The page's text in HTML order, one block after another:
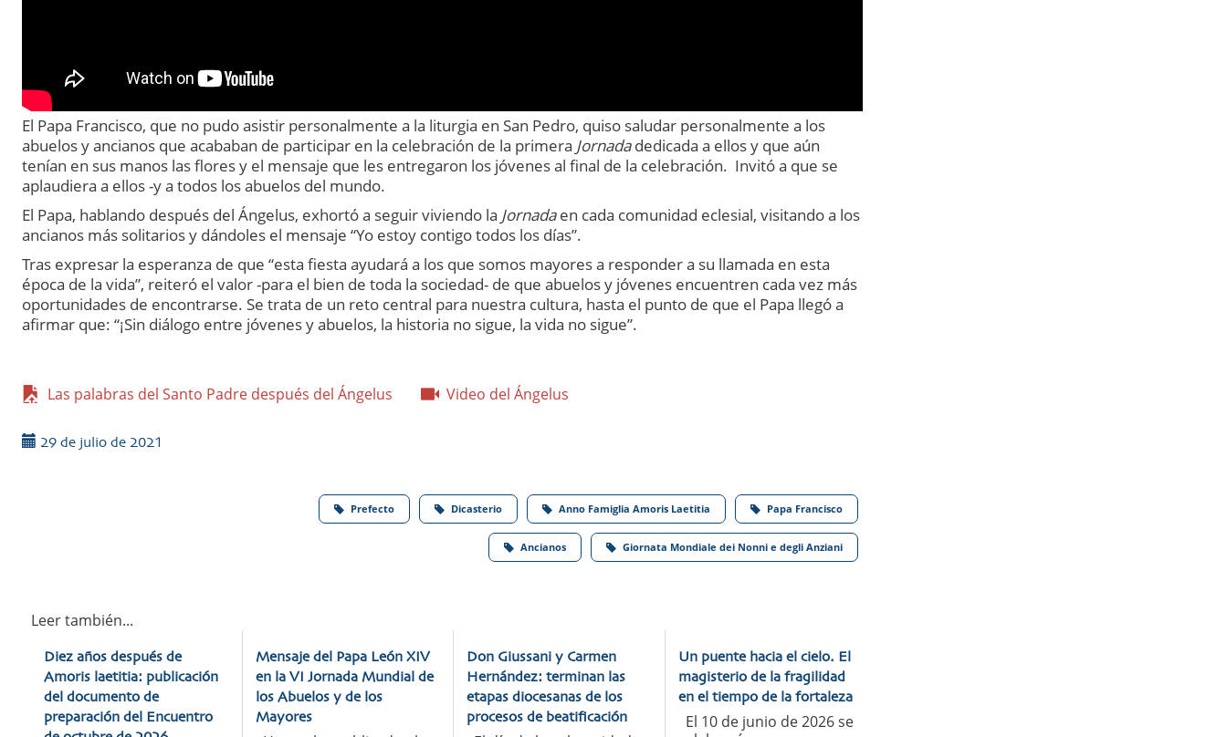
El Papa Francisco, que no pudo asistir personalmente a la liturgia en San Pedro, quiso saludar personalmente a los
abuelos y ancianos que acababan de participar en la celebración de la primera Jornadadedicada a ellos y que aún
tenían en sus manos las flores y el mensaje que les entregaron los jóvenes al final de la celebración. Invitó a que se
aplaudiera a ellos -y a todos los abuelos del mundo.
El Papa, hablando después del Ángelus, exhortó a seguir viviendo la Jornadaen cada comunidad eclesial, visitando a los
ancianos más solitarios y dándoles el mensaje “Yo estoy contigo todos los días”.
Tras expresar la esperanza de que “esta fiesta ayudará a los que somos mayores a responder a su llamada en esta
época de la vida”, reiteró el valor -para el bien de toda la sociedad- de que abuelos y jóvenes encuentren cada vez más
oportunidades de encontrarse. Se trata de un reto central para nuestra cultura, hasta el punto de que el Papa llegó a
afirmar que: “¡Sin diálogo entre jóvenes y abuelos, la historia no sigue, la vida no sigue”.
Las palabras del Santo Padre después del Ángelus Video del Ángelus
29 de julio de 2021
Papa Francisco
Anno Famiglia Amoris Laetitia
Dicasterio
Prefecto
Giornata Mondiale dei Nonni e degli Anziani
Ancianos
Leer también...
Diez años después de
Amoris laetitia: publicación
del documento de
preparación del Encuentro
Mensaje del Papa León XIV
en la VI Jornada Mundial de
los Abuelos y de los
Mayores
Don Giussani y Carmen
Hernández: terminan las
etapas diocesanas de los
procesos de beatificación
Un puente hacia el cielo. El
magisterio de la fragilidad
en el tiempo de la fortaleza
El 10 de junio de 2026 se